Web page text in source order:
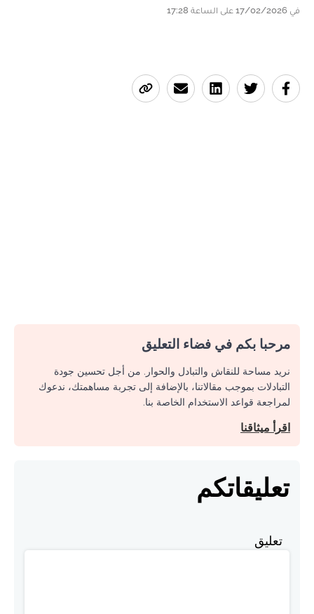
في 17/02/2026 على الساعة 17:28
مرحبا بكم في فضاء التعليق
نريد مساحة للنقاش والتبادل والحوار. من أجل تحسين جودة
التبادلات بموجب مقالاتنا، بالإضافة إلى تجربة مساهمتك، ندعوك
لمراجعة قواعد الاستخدام الخاصة بنا.
اقرأ ميثاقنا
تعليقاتكم
تعليق